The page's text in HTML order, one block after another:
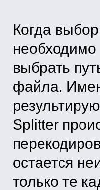
Когда
необходимо
выбрать
файла.
Splitter
остается
только те